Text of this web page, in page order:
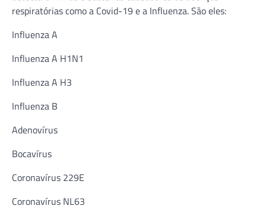
respiratórias como a Covid-19 e a Influenza. São eles:
Influenza A
Influenza A H1N1
Influenza A H3
Influenza B
Adenovírus
Bocavírus
Coronavírus 229E
Coronavírus NL63